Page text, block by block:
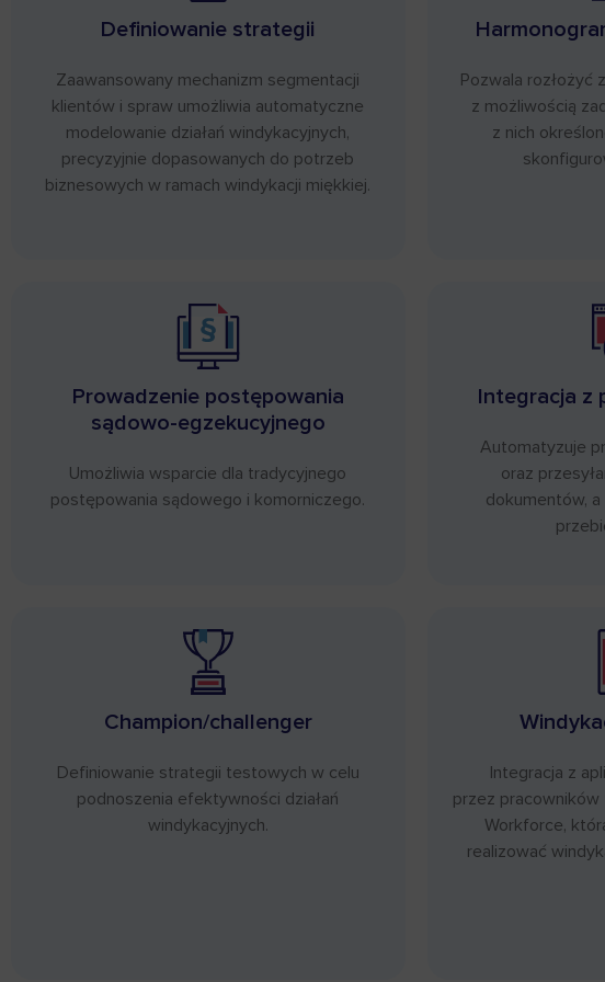
Definiowanie strategii
Zaawansowany mechanizm segmentacji
klientów i spraw umożliwia automatyczne
modelowanie działań windykacyjnych,
precyzyjnie dopasowanych do potrzeb
biznesowych w ramach windykacji miękkiej.
Pozwala rozłożyć
z możliwością
z nich
Prowadzenie postępowania
sądowo-egzekucyjnego
Umożliwia wsparcie dla tradycyjnego
postępowania sądowego i komorniczego.
Integracja z
Automatyzuje
oraz
dokumentów,
Champion/challenger
Definiowanie strategii testowych w celu
podnoszenia efektywności działań
windykacyjnych.
Integracja z
przez
Workforce,
realizować